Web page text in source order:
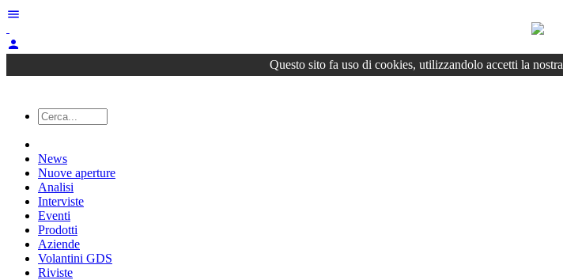
menu
person
Questo sito fa uso di cookies, utilizzandolo accetti la nostra
News
Nuove aperture
Analisi
Interviste
Eventi
Prodotti
Aziende
Volantini GDS
Riviste